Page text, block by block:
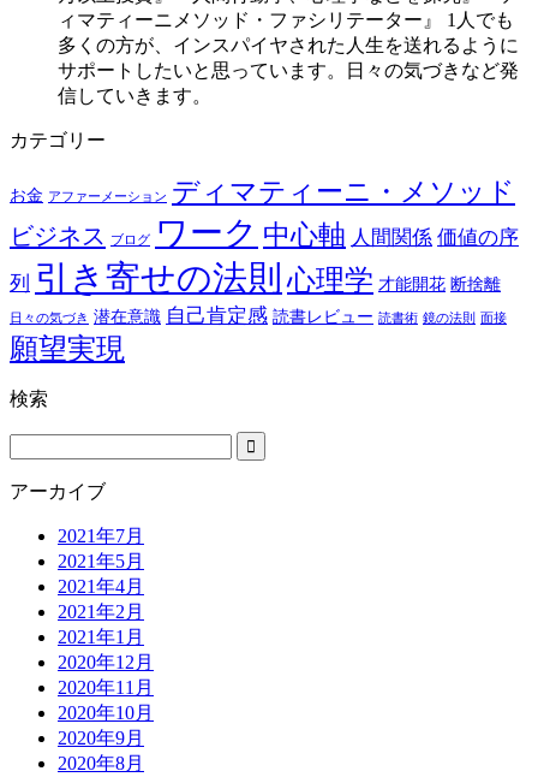
ィマティーニメソッド・ファシリテーター』 1人でも
多くの方が、インスパイヤされた人生を送れるように
サポートしたいと思っています。日々の気づきなど発
信していきます。
カテゴリー
お金 アファーメーション ディマティーニ・メソッド
ビジネス ブログ ワーク 中心軸 人間関係 価値の序
列 引き寄せの法則 心理学 才能開花 断捨離
日々の気づき 潜在意識 自己肯定感 読書レビュー 読書術 鏡の法則 面接
願望実現
検索
アーカイブ
2021年7月
2021年5月
2021年4月
2021年2月
2021年1月
2020年12月
2020年11月
2020年10月
2020年9月
2020年8月